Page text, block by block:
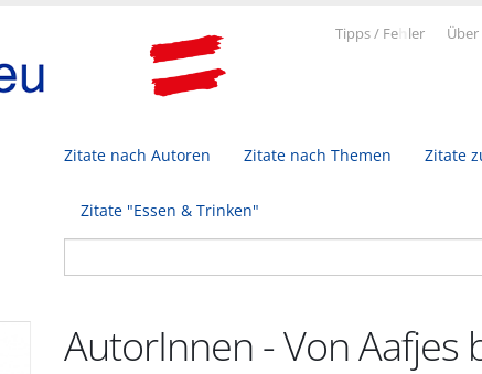
Tipps / Fe ler
Zitate nach Autoren Zitate nach Themen Zitate
Zitate "Essen & Trinken"
AutorInnen - Von Aafjes